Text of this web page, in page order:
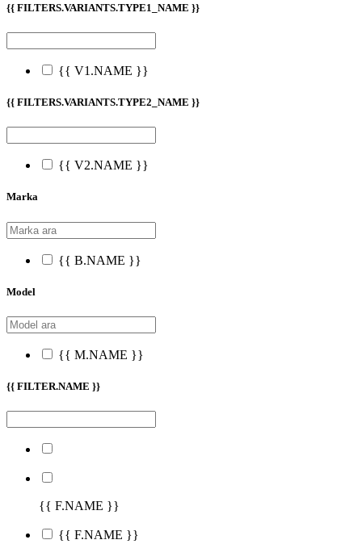
{{ FILTERS.VARIANTS.TYPE1_NAME }}
{{ V1.NAME }}
{{ FILTERS.VARIANTS.TYPE2_NAME }}
{{ V2.NAME }}
Marka
{{ B.NAME }}
Model
{{ M.NAME }}
{{ FILTER.NAME }}
{{ F.NAME }}
{{ F.NAME }}